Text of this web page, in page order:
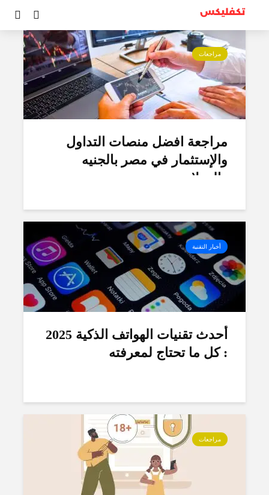
تصنيف - تطبيقات
مراجعات
مراجعة افضل منصات التداول
والإستثمار في مصر بالجنيه
والدولار
أخبار التقنية
أحدث تقنيات الهواتف الذكية 2025
: كل ما تحتاج لمعرفته
مراجعات